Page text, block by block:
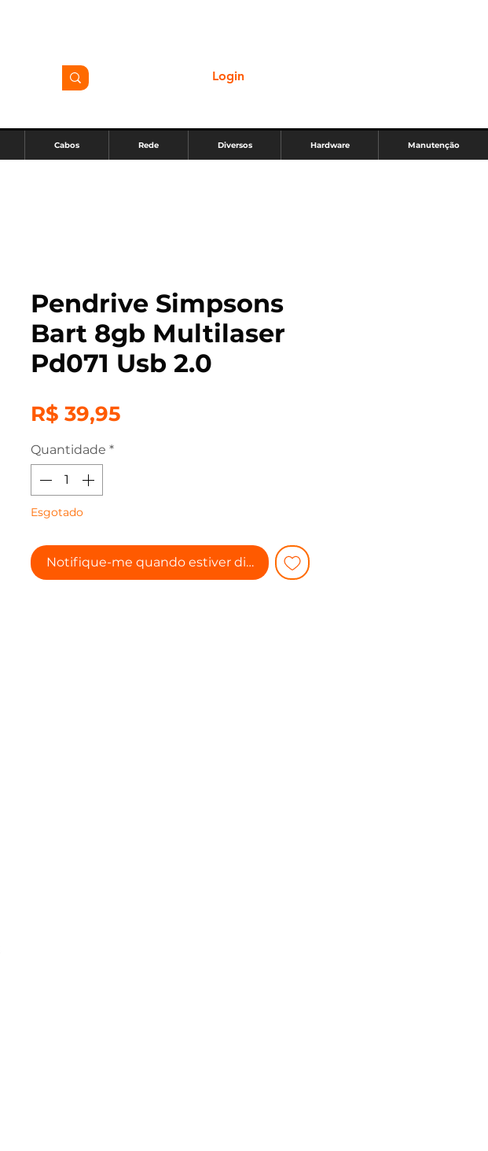
Login
Pendrive Simpsons
Bart 8gb Multilaser
Pd071 Usb 2.0
R$ 39,95Preço
Quantidade *
Esgotado
Notifique-me quando estiver disponível
Cabos Rede Diversos Hardware Manutenção